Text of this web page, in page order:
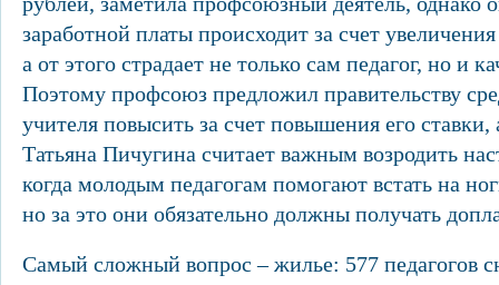
заработной платы происходит за счет
а от этого страдает не только сам педагог, но и
Поэтому профсоюз предложил правительству
учителя повысить за счет повышения его ставки,
Татьяна Пичугина считает важным возродить
когда молодым педагогам помогают встать на
но за это они обязательно должны получать
Самый сложный вопрос – жилье: 577 педагогов